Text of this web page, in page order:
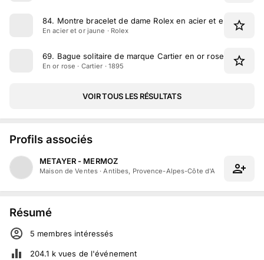
84. Montre bracelet de dame Rolex en acier et en or jaune
En acier et or jaune · Rolex
69. Bague solitaire de marque Cartier en or rose, ornée de
En or rose · Cartier · 1895
VOIR TOUS LES RÉSULTATS
Profils associés
METAYER - MERMOZ
Maison de Ventes ·Antibes, Provence-Alpes-Côte d'Azur
Résumé
5 membres intéressés
204.1 kvues de l'événement